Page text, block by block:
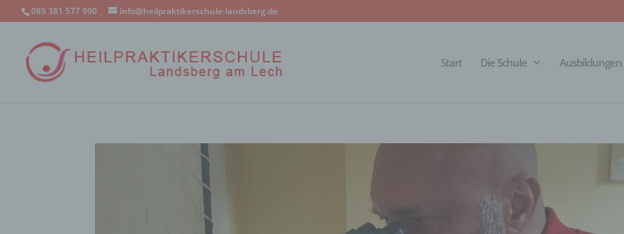
089 381 577 990 info@heilpraktikerschule-landsberg.de
Start Die Schule Ausbildungen